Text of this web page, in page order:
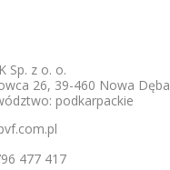
Sp. z o. o.
26, 39-460 Nowa Dęba
podkarpackie
477 417